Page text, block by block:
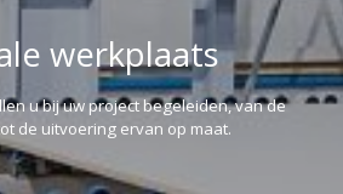
werkplaats
u bij uw project begeleiden, van de
de uitvoering ervan op maat.